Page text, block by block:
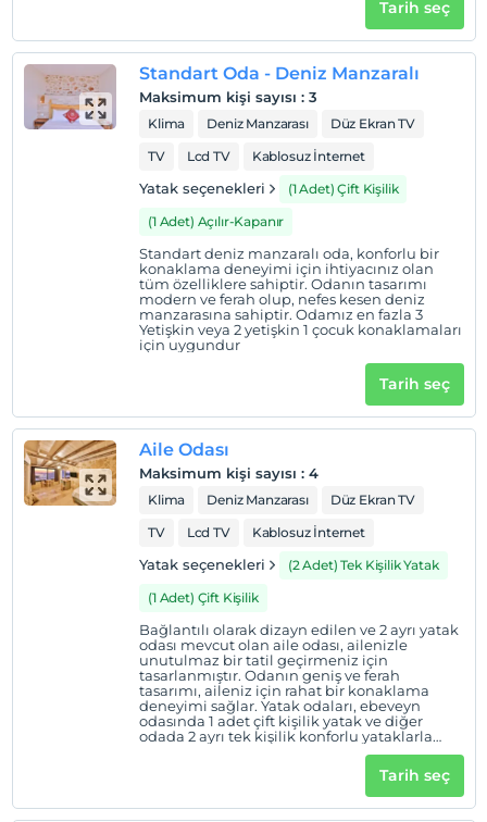
Tarih seç
Standart Oda - Deniz Manzaralı
Maksimum kişi sayısı : 3
Klima Deniz Manzarası
Düz Ekran TV
TV
Lcd TV Kablosuz İnternet
Yatak seçenekleri
(1 Adet) Çift Kişilik
(1 Adet) Açılır-Kapanır
Standart deniz manzaralı oda, konforlu bir
konaklama deneyimi için ihtiyacınız olan
tüm özelliklere sahiptir. Odanın tasarımı
modern ve ferah olup, nefes kesen deniz
manzarasına sahiptir. Odamız en fazla 3
Yetişkin veya 2 yetişkin 1 çocuk konaklamaları
için uygundur
Tarih seç
Aile Odası
Maksimum kişi sayısı : 4
Klima Deniz Manzarası
Düz Ekran TV
TV
Lcd TV Kablosuz İnternet
Yatak seçenekleri
(2 Adet) Tek Kişilik Yatak
(1 Adet) Çift Kişilik
Bağlantılı olarak dizayn edilen ve 2 ayrı yatak
odası mevcut olan aile odası, ailenizle
unutulmaz bir tatil geçirmeniz için
tasarlanmıştır. Odanın geniş ve ferah
tasarımı, aileniz için rahat bir konaklama
deneyimi sağlar. Yatak odaları, ebeveyn
odasında 1 adet çift kişilik yatak ve diğer
odada 2 ayrı tek kişilik konforlu yataklarla
donatılmıştır, böylece herkes iyi bir gece
uykusu çekebilir. Odanın nefes kesen deniz
manzarası ailenizle birlikte unutulmaz anılar
biriktirmeniz için mükemmel bir yerdir.
Odamız en fazla 3 Yetişkin 1 Çocuk veya 2
Tarih seç